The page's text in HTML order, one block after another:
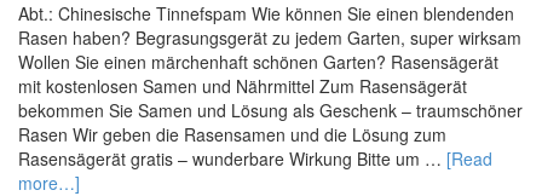
Abt.: Chinesische Tinnefspam Wie können Sie einen blendenden
Rasen haben? Begrasungsgerät zu jedem Garten, super wirksam
Wollen Sie einen märchenhaft schönen Garten? Rasensägerät
mit kostenlosen Samen und Nährmittel Zum Rasensägerät
bekommen Sie Samen und Lösung als Geschenk – traumschöner
Rasen Wir geben die Rasensamen und die Lösung zum
Rasensägerät gratis – wunderbare Wirkung Bitte um … [Read
more…]